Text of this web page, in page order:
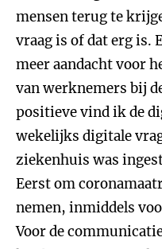
mensen terug te
vraag is of dat erg is.
meer aandacht voor
van werknemers bij
positieve vind ik de
wekelijks digitale
ziekenhuis was
Eerst om
nemen, inmiddels
Voor de